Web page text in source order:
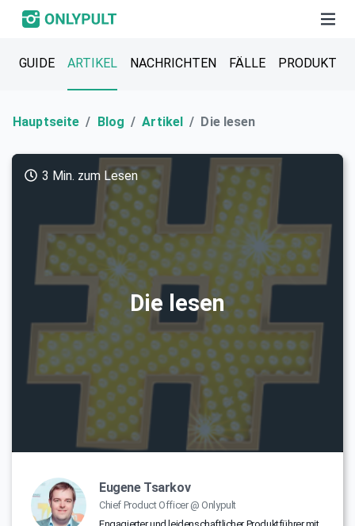
GUIDE ARTIKEL NACHRICHTEN FÄLLE PRODUKT
Hauptseite Blog Artikel Die lesen
Die lesen
3 Min. zum Lesen
Eugene Tsarkov
Chief Product Officer @ Onlypult